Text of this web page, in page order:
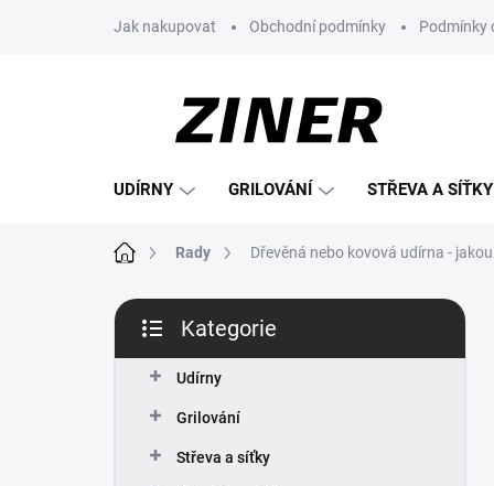
Jak nakupovat Obchodní podmínky Podmínky
UDÍRNY GRILOVÁNÍ STŘEVA A SÍŤKY
Domů Rady Dřevěná nebo kovová udírna -
P
s
kategorie
Kategorie
Udírny
Grilování
Střeva a síťky